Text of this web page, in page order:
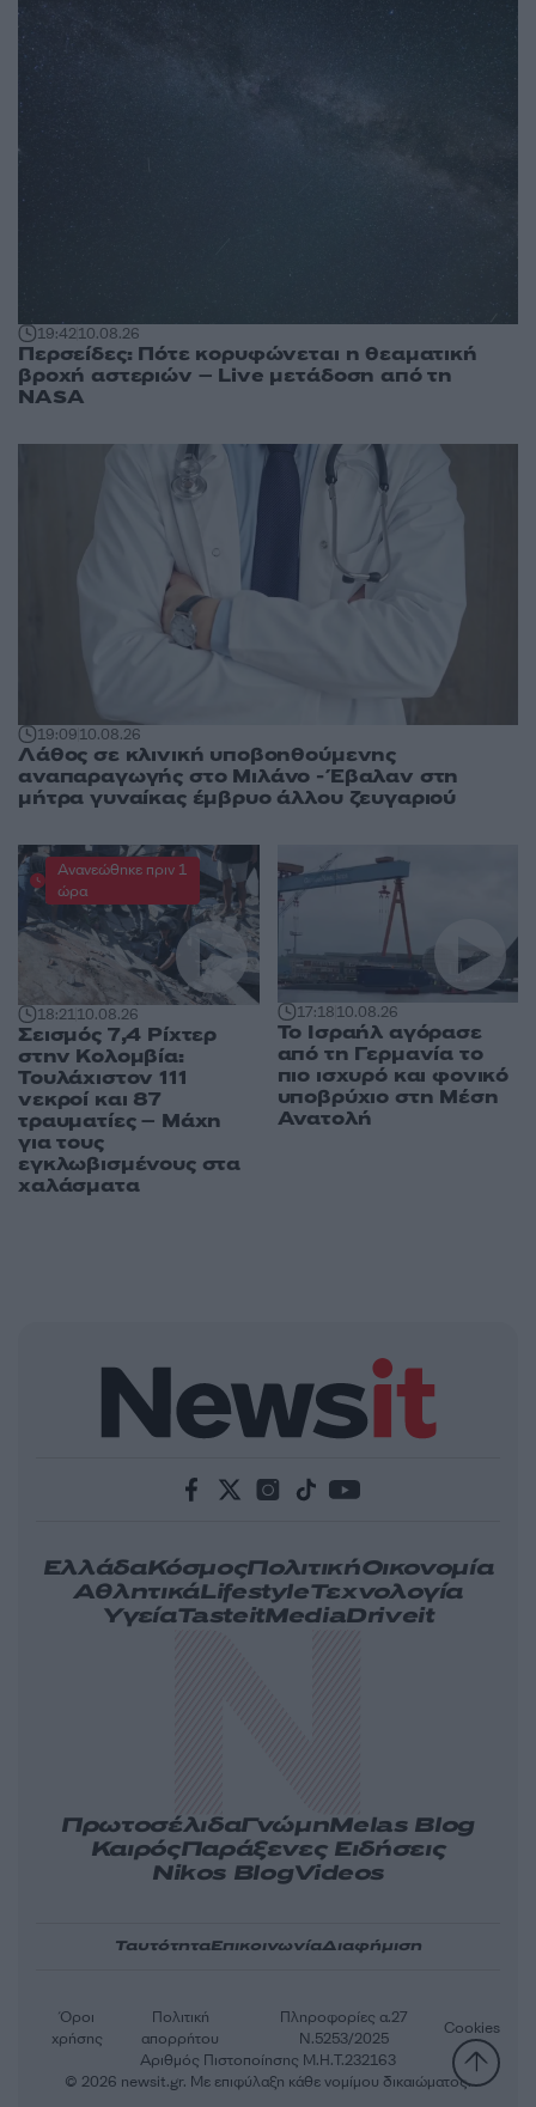
19:4210.08.26
Περσείδες: Πότε κορυφώνεται η θεαματική
βροχή αστεριών – Live μετάδοση από τη
NASA
19:0910.08.26
Λάθος σε κλινική υποβοηθούμενης
αναπαραγωγής στο Μιλάνο - Έβαλαν στη
μήτρα γυναίκας έμβρυο άλλου ζευγαριού
18:2110.08.26
Σεισμός 7,4 Ρίχτερ
στην Κολομβία:
Τουλάχιστον 111
νεκροί και 87
τραυματίες – Μάχη
για τους
εγκλωβισμένους στα
χαλάσματα
Ανανεώθηκε πριν 1
ώρα
17:1810.08.26
Το Ισραήλ αγόρασε
από τη Γερμανία το
πιο ισχυρό και φονικό
υποβρύχιο στη Μέση
Ανατολή
ΕλλάδαΚόσμοςΠολιτικήΟικονομία
ΑθλητικάLifestyleΤεχνολογία
ΥγείαTasteitMediaDriveit
ΠρωτοσέλιδαΓνώμηMelas Blog
ΚαιρόςΠαράξενες Ειδήσεις
Nikos BlogVideos
ΤαυτότηταΕπικοινωνίαΔιαφήμιση
Αριθμός Πιστοποίησης Μ.Η.Τ.232163
Όροι
χρήσης
Πολιτική
απορρήτου
Πληροφορίες α.27
Ν.5253/2025
Cookies
© 2026 newsit.gr. Με επιφύλαξη κάθε νομίμου δικαιώματος.